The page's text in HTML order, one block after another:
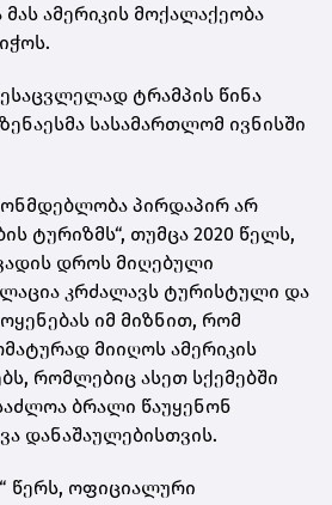
მას ამერიკის მოქალაქეობა
ტრამპის წინა
სასამართლომ ივნისში
პირდაპირ არ
ტურიზმს“, თუმცა 2020 წელს,
დროს მიღებული
კრძალავს ტურისტული და
იმ მიზნით, რომ
მიიღოს ამერიკის
რომლებიც ასეთ სქემებში
ბრალი წაუყენონ
დანაშაულებისთვის.
წერს, ოფიციალური